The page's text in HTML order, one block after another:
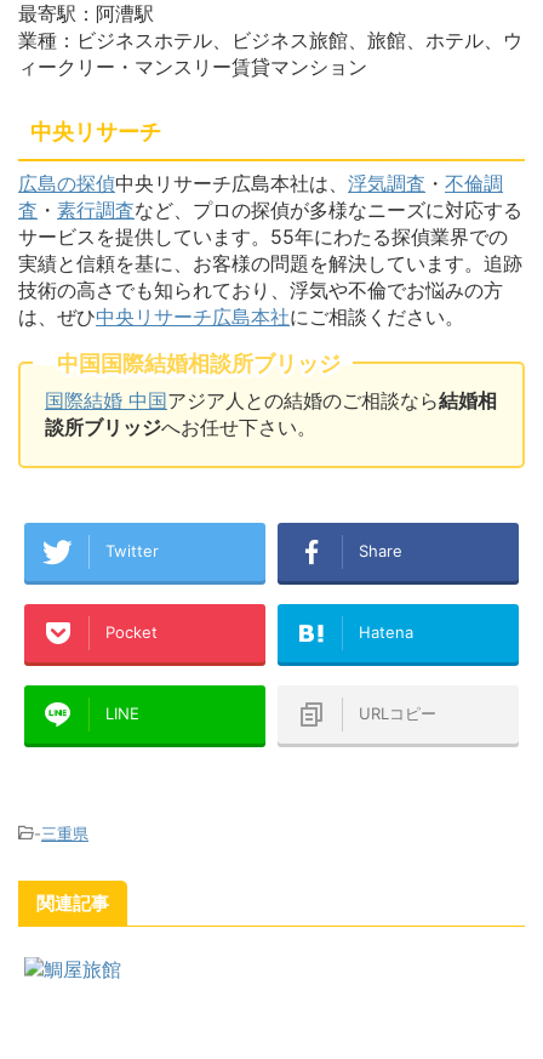
最寄駅：阿漕駅
業種：ビジネスホテル、ビジネス旅館、旅館、ホテル、ウ
ィークリー・マンスリー賃貸マンション
中央リサーチ
広島の探偵中央リサーチ広島本社は、 浮気調査 ・ 不倫調
査 ・ 素行調査など、プロの探偵が多様なニーズに対応する
サービスを提供しています。55年にわたる探偵業界での
実績と信頼を基に、お客様の問題を解決しています。追跡
技術の高さでも知られており、浮気や不倫でお悩みの方
は、ぜひ中央リサーチ広島本社にご相談ください。
中国国際結婚相談所ブリッジ
国際結婚 中国アジア人との結婚のご相談なら結婚相
談所ブリッジへお任せ下さい。
Twitter Share
Pocket Hatena
LINE URLコピー
-三重県
関連記事